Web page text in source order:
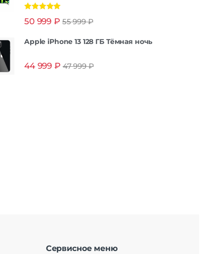
из 5
50 999 ₽ 55 999₽
Apple iPhone 13 128 ГБ Тёмная ночь
44 999 ₽ 47 999₽
Сервисное меню